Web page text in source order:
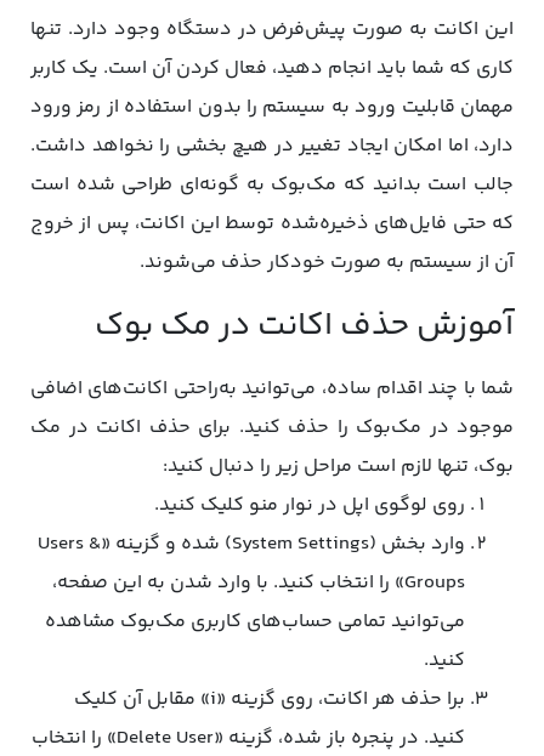
این اکانت به صورت پیش‌فرض در دستگاه وجود دارد. تنها
کاری که شما باید انجام دهید، فعال کردن آن است. یک کاربر
مهمان قابلیت ورود به سیستم را بدون استفاده از رمز ورود
دارد، اما امکان ایجاد تغییر در هیچ بخشی را نخواهد داشت.
جالب است بدانید که مک‌بوک به گونه‌ای طراحی شده است
که حتی فایل‌های ذخیره‌شده توسط این اکانت، پس از خروج
آن از سیستم به صورت خودکار حذف می‌شوند.
آموزش حذف اکانت در مک بوک
شما با چند اقدام ساده، می‌توانید به‌راحتی اکانت‌های اضافی
موجود در مک‌بوک را حذف کنید. برای حذف اکانت در مک
بوک، تنها لازم است مراحل زیر را دنبال کنید:
روی لوگوی اپل در نوار منو کلیک کنید.
وارد بخش (System Settings) شده و گزینه «Users &
Groups» را انتخاب کنید. با وارد شدن به این صفحه،
می‌توانید تمامی حساب‌های کاربری مک‌بوک مشاهده
کنید.
برا حذف هر اکانت، روی گزینه «i» مقابل آن کلیک
کنید. در پنجره باز شده، گزینه «Delete User» را انتخاب